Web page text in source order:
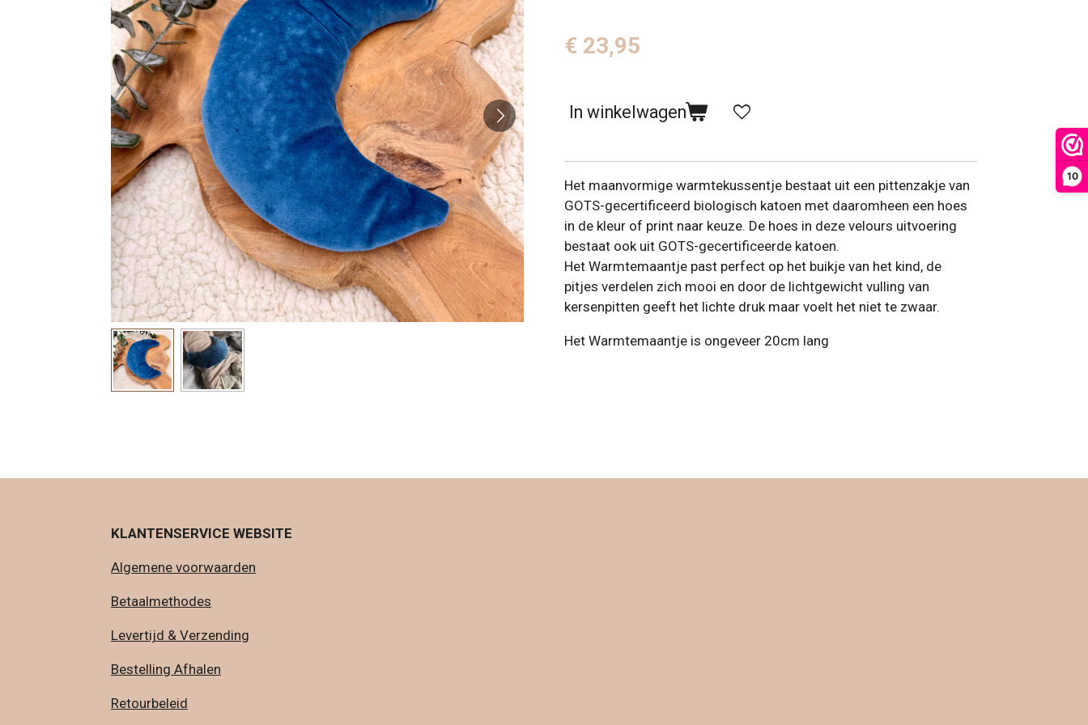
10
€ 23,95
In winkelwagen
Het maanvormige warmtekussentje bestaat uit een pittenzakje van
GOTS-gecertificeerd biologisch katoen met daaromheen een hoes
in de kleur of print naar keuze. De hoes in deze velours uitvoering
bestaat ook uit GOTS-gecertificeerde katoen.
Het Warmtemaantje past perfect op het buikje van het kind, de
pitjes verdelen zich mooi en door de lichtgewicht vulling van
kersenpitten geeft het lichte druk maar voelt het niet te zwaar.
Het Warmtemaantje is ongeveer 20cm lang
KLANTENSERVICE WEBSITE
Algemene voorwaarden
Betaalmethodes
Levertijd & Verzending
Bestelling Afhalen
Retourbeleid